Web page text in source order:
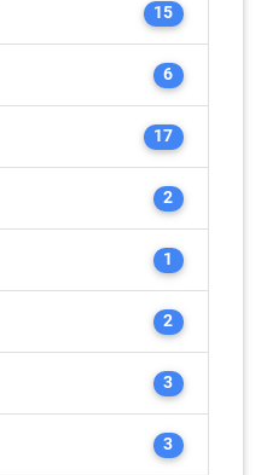
15
6
17
2
1
2
3
3